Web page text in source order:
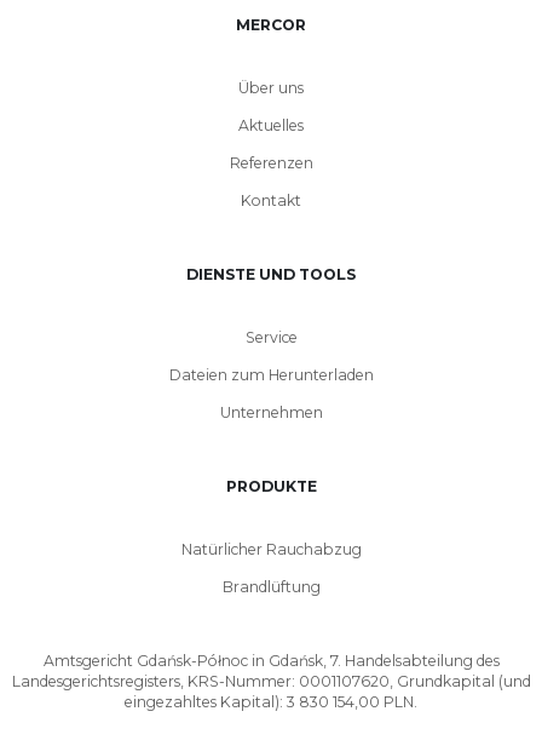
MERCOR
Über uns
Aktuelles
Referenzen
Kontakt
DIENSTE UND TOOLS
Service
Dateien zum Herunterladen
Unternehmen
PRODUKTE
Natürlicher Rauchabzug
Brandlüftung
Amtsgericht Gdańsk-Północ in Gdańsk, 7. Handelsabteilung des
Landesgerichtsregisters, KRS-Nummer: 0001107620, Grundkapital (und
eingezahltes Kapital): 3 830 154,00 PLN.